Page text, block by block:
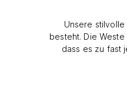
Unsere
besteht. Die
dass es zu fast